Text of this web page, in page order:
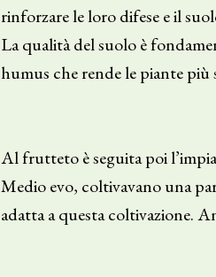
rinforzare le loro difese e il
La qualità del suolo è
humus che rende le piante
Al frutteto è seguita poi
Medio evo, coltivavano una
adatta a questa coltivazione.